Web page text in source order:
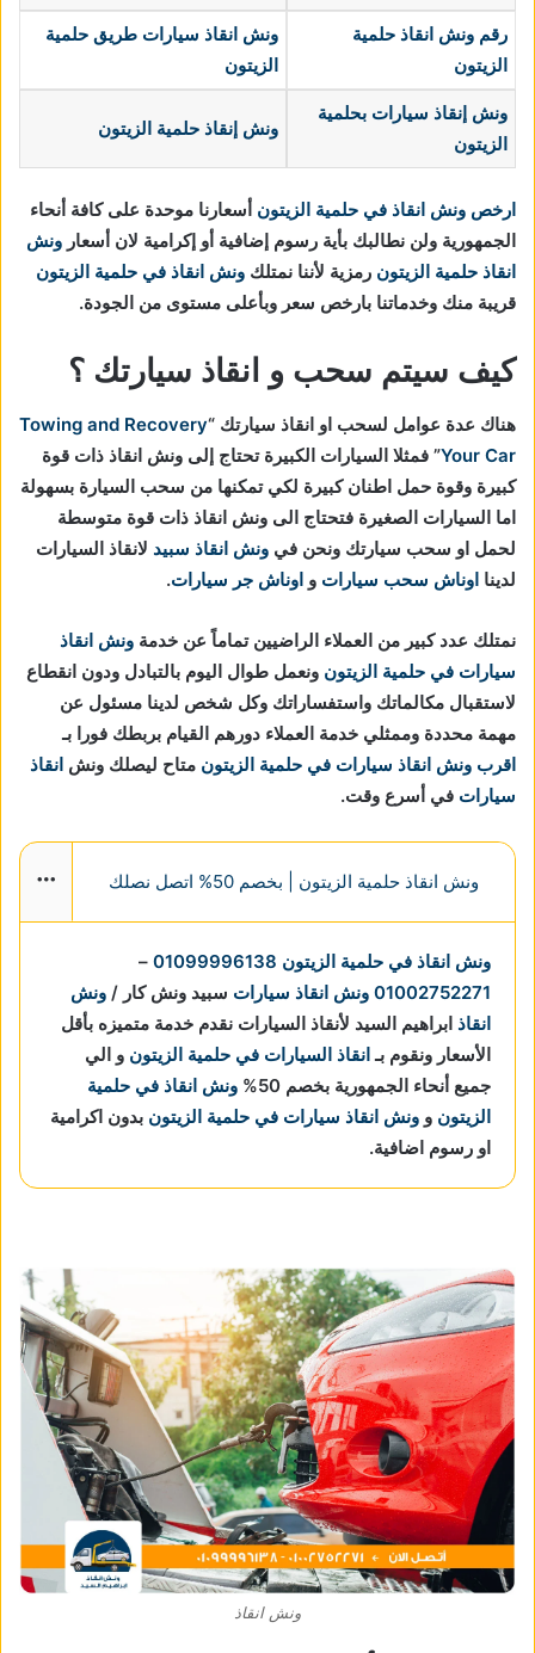
رقم ونش انقاذ حلمية
الزيتون
ونش انقاذ سيارات طريق حلمية
الزيتون
ونش إنقاذ سيارات بحلمية
الزيتون
ونش إنقاذ حلمية الزيتون
ارخص ونش انقاذ في حلمية الزيتون أسعارنا موحدة على كافة أنحاء
الجمهورية ولن نطالبك بأية رسوم إضافية أو إكرامية لان أسعار ونش
انقاذ حلمية الزيتون رمزية لأننا نمتلك ونش انقاذ في حلمية الزيتون
قريبة منك وخدماتنا بارخص سعر وبأعلى مستوى من الجودة.
كيف سيتم سحب و انقاذ سيارتك ؟
هناك عدة عوامل لسحب او انقاذ سيارتك “Towing and Recovery
Your Car” فمثلا السيارات الكبيرة تحتاج إلى ونش انقاذ ذات قوة
كبيرة وقوة حمل اطنان كبيرة لكي تمكنها من سحب السيارة بسهولة
اما السيارات الصغيرة فتحتاج الى ونش انقاذ ذات قوة متوسطة
لحمل او سحب سيارتك ونحن في ونش انقاذ سبيد لانقاذ السيارات
لدينا اوناش سحب سيارات و اوناش جر سيارات.
نمتلك عدد كبير من العملاء الراضيين تماماً عن خدمة ونش انقاذ
سيارات في حلمية الزيتون ونعمل طوال اليوم بالتبادل ودون انقطاع
لاستقبال مكالماتك واستفساراتك وكل شخص لدينا مسئول عن
مهمة محددة وممثلي خدمة العملاء دورهم القيام بربطك فورا بـ
اقرب ونش انقاذ سيارات في حلمية الزيتون متاح ليصلك ونش انقاذ
سيارات في أسرع وقت.
ونش انقاذ حلمية الزيتون | بخصم 50% اتصل نصلك
ونش انقاذ في حلمية الزيتون 01099996138
–
01002752271 ونش انقاذ سيارات سبيد ونش كار / ونش
انقاذ ابراهيم السيد لأنقاذ السيارات نقدم خدمة متميزه بأقل
الأسعار ونقوم بـانقاذ السيارات في حلمية الزيتون و الي
جميع أنحاء الجمهورية بخصم 50%
ونش انقاذ في حلمية
الزيتون و ونش انقاذ سيارات في حلمية الزيتون بدون اكرامية
او رسوم اضافية.
ونش انقاذ